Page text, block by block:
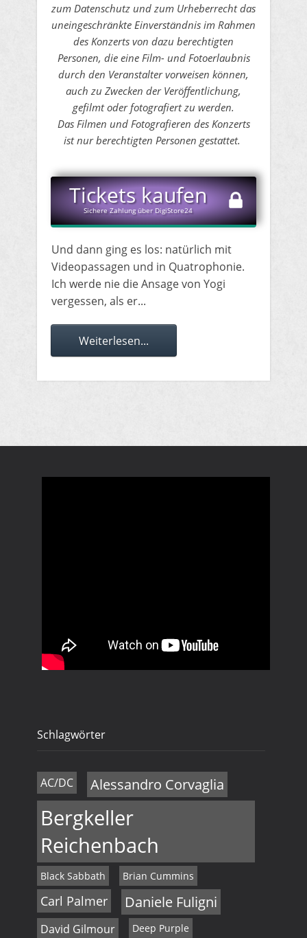
zum Datenschutz und zum Urheberrecht das
uneingeschränkte Einverständnis im Rahmen
des Konzerts von dazu berechtigten
Personen, die eine Film- und Fotoerlaubnis
durch den Veranstalter vorweisen können,
auch zu Zwecken der Veröffentlichung,
gefilmt oder fotografiert zu werden.
Das Filmen und Fotografieren des Konzerts
ist nur berechtigten Personen gestattet.
​Tickets kaufen
Sichere Zahlung über DigiStore24
Und dann ging es los: natürlich mit
Videopassagen und in Quatrophonie.
Ich werde nie die Ansage von Yogi
vergessen, als er...
Weiterlesen...
Schlagwörter
AC/DC Alessandro Corvaglia
Bergkeller
Reichenbach
Black Sabbath Brian Cummins
Carl Palmer Daniele Fuligni
David Gilmour Deep Purple